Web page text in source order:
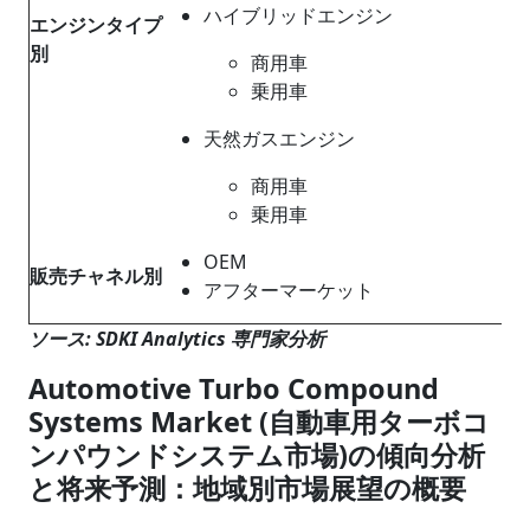
エンジンタイプ
別
ハイブリッドエンジン
商用車
乗用車
天然ガスエンジン
商用車
乗用車
販売チャネル別
OEM
アフターマーケット
ソース: SDKI Analytics 専門家分析
Automotive Turbo Compound
Systems Market (自動車用ターボコ
ンパウンドシステム市場)の傾向分析
と将来予測：地域別市場展望の概要